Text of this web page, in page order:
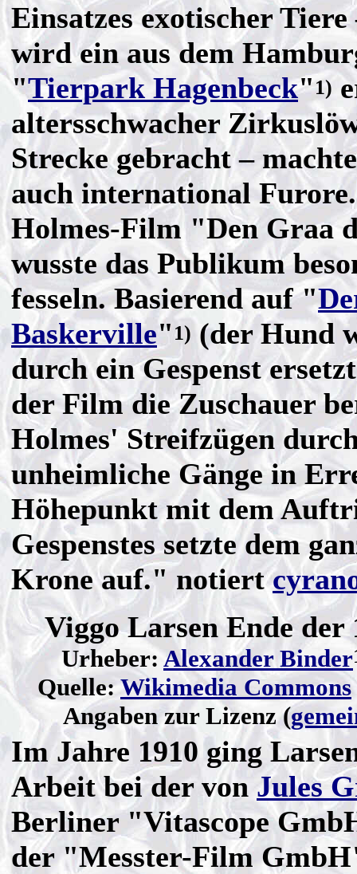
Einsatzes exotischer
wird ein aus dem
"Tierpark Hagenbeck"1)
altersschwacher
Strecke gebracht –
auch international
Holmes-Film "Den Graa
wusste das Publikum
fesseln. Basierend auf "
Baskerville" 1) (der Hund
durch ein Gespenst
der Film die Zuschauer
Holmes' Streifzügen
unheimliche Gänge in
Höhepunkt mit dem
Gespenstes setzte dem
Krone auf." notiert
Viggo Larsen Ende der
Urheber:Alexander Binder
Quelle:Wikimedia Commons
Angaben zur Lizenz (
Im Jahre 1910 ging
Arbeit bei der von Jules
Berliner "Vitascope
der "Messter-Film